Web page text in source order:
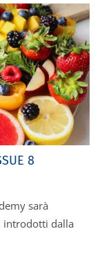
8
sarà
introdotti dalla